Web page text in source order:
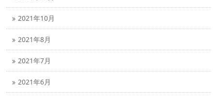
2021年10月
2021年8月
2021年7月
2021年6月